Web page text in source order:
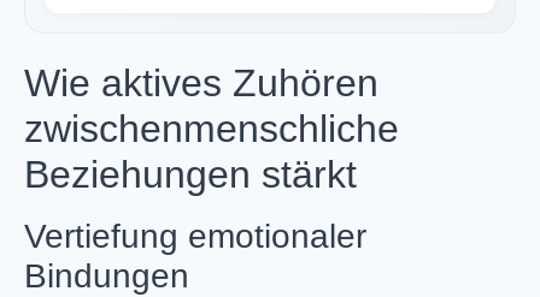
Wie aktives Zuhören
zwischenmenschliche
Beziehungen stärkt
Vertiefung emotionaler
Bindungen